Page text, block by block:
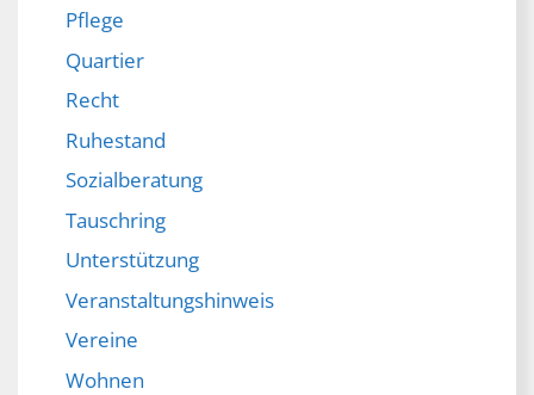
Pflege
Quartier
Recht
Ruhestand
Sozialberatung
Tauschring
Unterstützung
Veranstaltungshinweis
Vereine
Wohnen